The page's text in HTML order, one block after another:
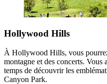
Hollywood Hills
À Hollywood Hills, vous
montagne et des concerts. Vous
temps de découvrir les
Canyon Park.